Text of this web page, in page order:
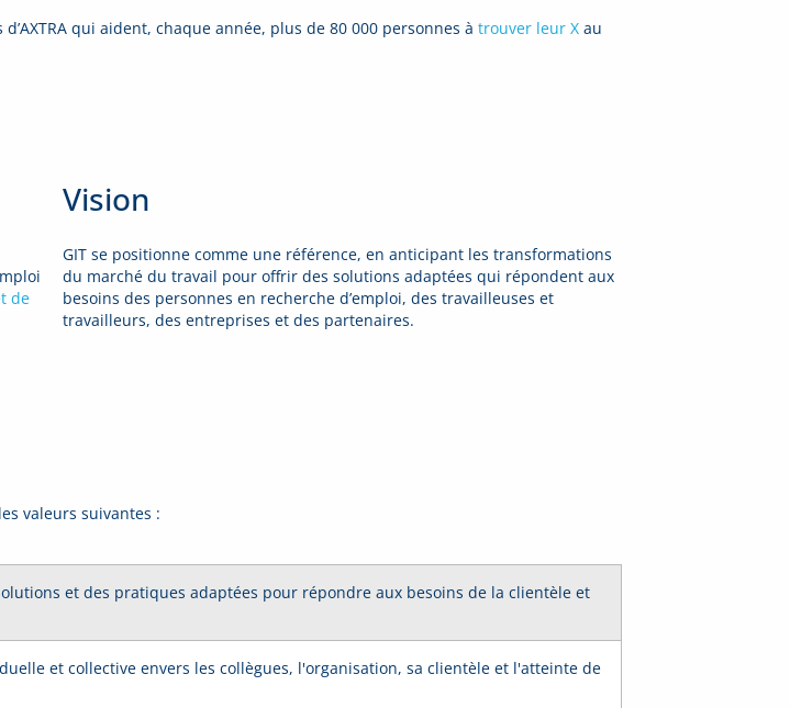
qui aident, chaque année, plus de 80 000 personnes à trouver leur X au
de
Vision
GIT se positionne comme une référence, en anticipant les transformations
du marché du travail pour offrir des solutions adaptées qui répondent aux
besoins des personnes en recherche d’emploi, des travailleuses et
travailleurs, des entreprises et des partenaires.
valeurs suivantes :
et des pratiques adaptées pour répondre aux besoins de la clientèle et
et collective envers les collègues, l'organisation, sa clientèle et l'atteinte de